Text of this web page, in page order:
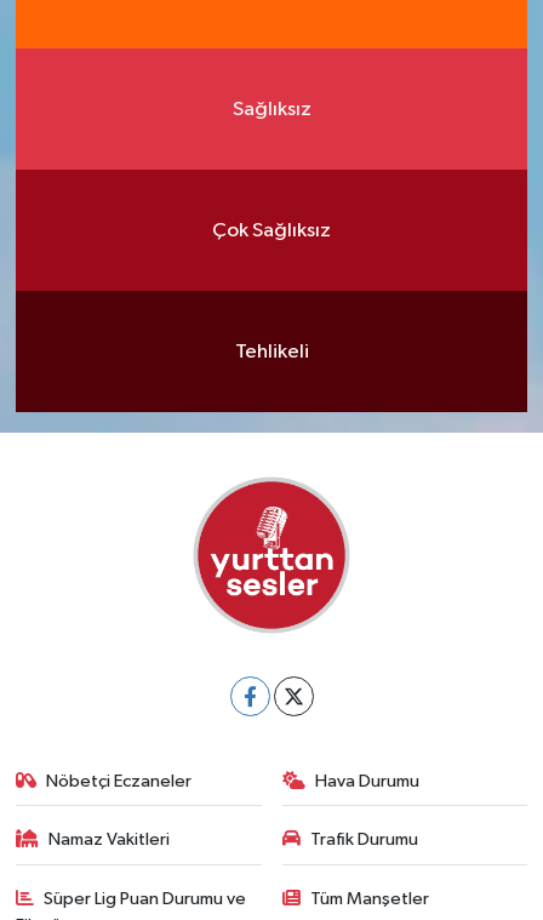
Sağlıksız
Çok Sağlıksız
Tehlikeli
Nöbetçi Eczaneler Hava Durumu
Namaz Vakitleri Trafik Durumu
Süper Lig Puan Durumu ve
Tüm Manşetler